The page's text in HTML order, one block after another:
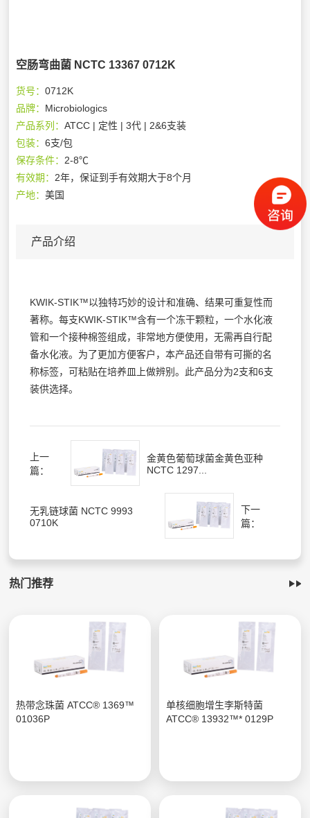
空肠弯曲菌 NCTC 13367 0712K
货号：0712K
品牌： Microbiologics
产品系列：ATCC | 定性 | 3代 | 2&6支装
包装：6支/包
保存条件： 2-8℃
有效期： 2年，保证到手有效期大于8个月
产地：美国
产品介绍
KWIK-STIK™以独特巧妙的设计和准确、结果可重复性而
著称。每支KWIK-STIK™含有一个冻干颗粒，一个水化液
管和一个接种棉签组成，非常地方便使用，无需再自行配
备水化液。为了更加方便客户，本产品还自带有可撕的名
称标签，可粘贴在培养皿上做辨别。此产品分为2支和6支
装供选择。
上一
篇：
金黄色葡萄球菌金黄色亚种
NCTC 1297...
无乳链球菌 NCTC 9993
0710K
下一
篇：
热门推荐
热带念珠菌 ATCC® 1369™
01036P
单核细胞增生李斯特菌
ATCC® 13932™* 0129P